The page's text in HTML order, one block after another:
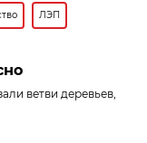
ЛЭП
ветви деревьев,